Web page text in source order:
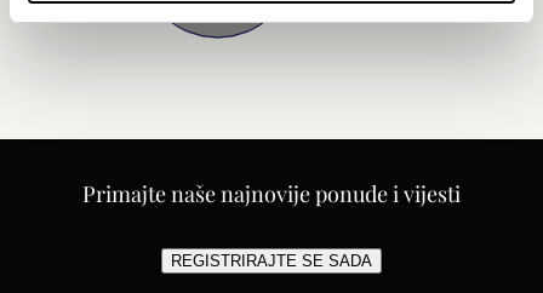
Primajte naše najnovije ponude i vijesti
REGISTRIRAJTE SE SADA